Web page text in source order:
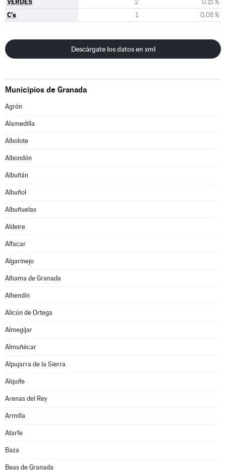
2 0,15 %
C's 1 0,08 %
Descárgate los datos en xml
Municipios de Granada
Agrón
Alamedilla
Albolote
Albondón
Albuñán
Albuñol
Albuñuelas
Aldeire
Alfacar
Algarinejo
Alhama de Granada
Alhendín
Alicún de Ortega
Almegíjar
Almuñécar
Alpujarra de la Sierra
Alquife
Arenas del Rey
Armilla
Atarfe
Baza
Beas de Granada